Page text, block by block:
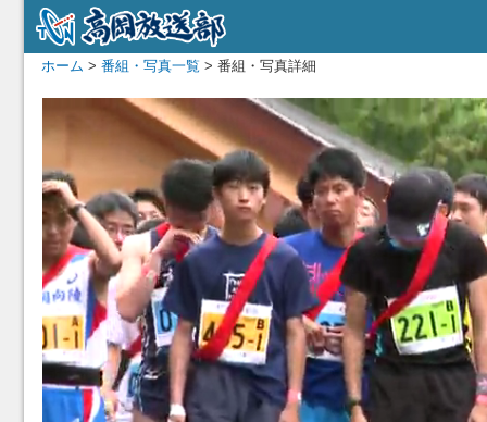
ホーム > 番組・写真一覧 > 番組・写真詳細